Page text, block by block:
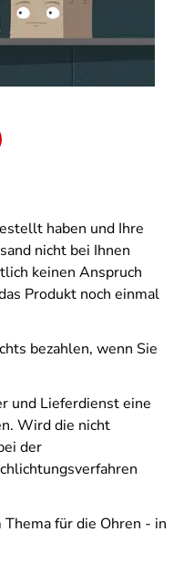
haben und Ihre
nicht bei Ihnen
keinen Anspruch
Produkt noch einmal
bezahlen, wenn Sie
und Lieferdienst eine
Wird die nicht
der
für die Ohren - in